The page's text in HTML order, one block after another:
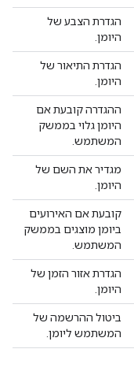
הגדרת הצבע של
היומן.
הגדרת התיאור של
היומן.
ההגדרה קובעת אם
היומן גלוי בממשק
המשתמש.
מגדיר את השם של
היומן.
קובעת אם האירועים
ביומן מוצגים בממשק
המשתמש.
הגדרת אזור הזמן של
היומן.
ביטול ההרשמה של
המשתמש ליומן.